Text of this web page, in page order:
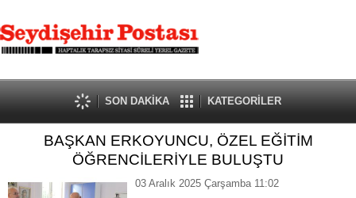
SON DAKİKA KATEGORİLER
BAŞKAN ERKOYUNCU, ÖZEL EĞİTİM
ÖĞRENCİLERİYLE BULUŞTU
03 Aralık 2025 Çarşamba 11:02